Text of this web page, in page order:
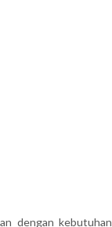
dengan kebutuhan